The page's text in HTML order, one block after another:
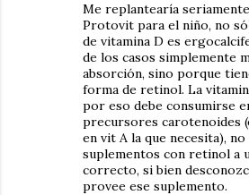
Me replantearía
Protovit para el niño, no
de vitamina D es
de los casos simplemente
absorción, sino porque
forma de retinol. La
por eso debe consumirse
precursores carotenoides
en vit A la que necesita),
suplementos con retinol a
correcto, si bien
provee ese suplemento.